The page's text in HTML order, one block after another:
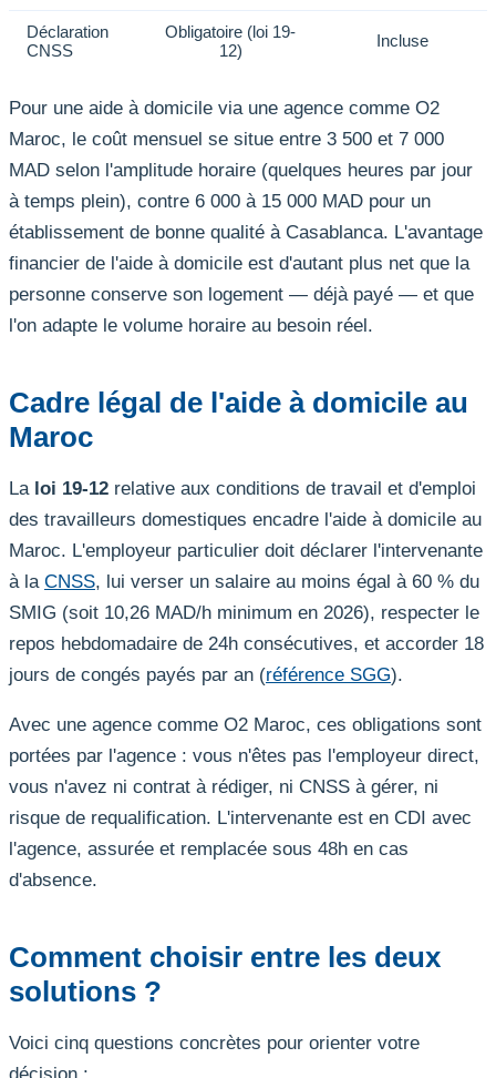
Déclaration
CNSS
Obligatoire (loi 19-
12)
Incluse
Pour une aide à domicile via une agence comme O2
Maroc, le coût mensuel se situe entre 3 500 et 7 000
MAD selon l'amplitude horaire (quelques heures par jour
à temps plein), contre 6 000 à 15 000 MAD pour un
établissement de bonne qualité à Casablanca. L'avantage
financier de l'aide à domicile est d'autant plus net que la
personne conserve son logement — déjà payé — et que
l'on adapte le volume horaire au besoin réel.
Cadre légal de l'aide à domicile au
Maroc
La loi 19-12 relative aux conditions de travail et d'emploi
des travailleurs domestiques encadre l'aide à domicile au
Maroc. L'employeur particulier doit déclarer l'intervenante
à la CNSS, lui verser un salaire au moins égal à 60 % du
SMIG (soit 10,26 MAD/h minimum en 2026), respecter le
repos hebdomadaire de 24h consécutives, et accorder 18
jours de congés payés par an (référence SGG).
Avec une agence comme O2 Maroc, ces obligations sont
portées par l'agence : vous n'êtes pas l'employeur direct,
vous n'avez ni contrat à rédiger, ni CNSS à gérer, ni
risque de requalification. L'intervenante est en CDI avec
l'agence, assurée et remplacée sous 48h en cas
d'absence.
Comment choisir entre les deux
solutions ?
Voici cinq questions concrètes pour orienter votre
décision :